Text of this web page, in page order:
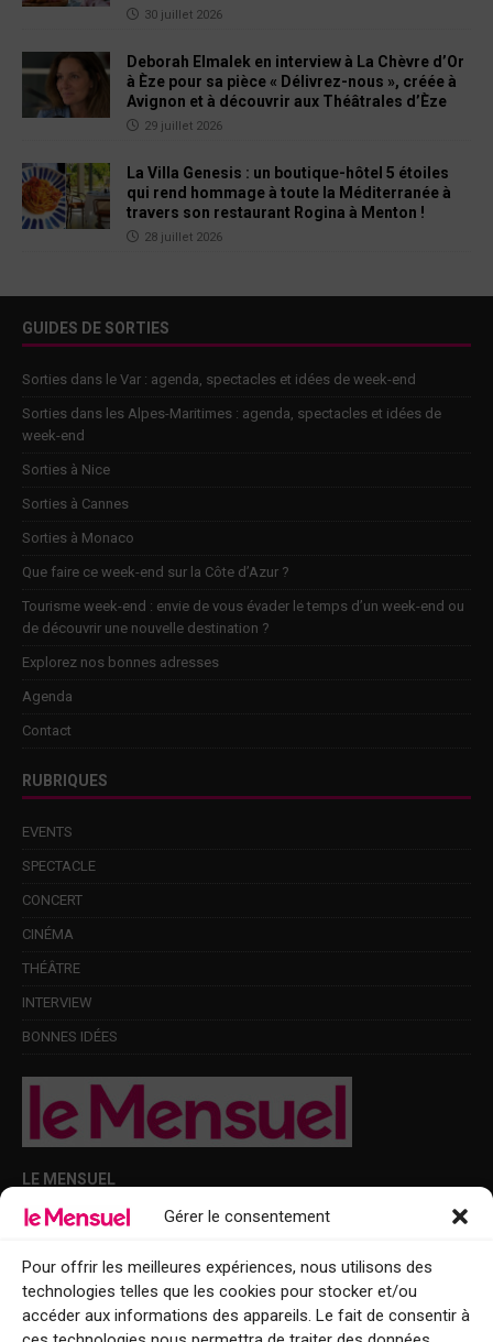
Gérer le consentement
Pour offrir les meilleures expériences, nous utilisons des
technologies telles que les cookies pour stocker et/ou
accéder aux informations des appareils. Le fait de consentir à
30 juillet 2026
Deborah Elmalek en interview à La Chèvre d’Or
à Èze pour sa pièce « Délivrez-nous », créée à
Avignon et à découvrir aux Théâtrales d’Èze
29 juillet 2026
La Villa Genesis : un boutique-hôtel 5 étoiles
qui rend hommage à toute la Méditerranée à
travers son restaurant Rogina à Menton !
28 juillet 2026
GUIDES DE SORTIES
Sorties dans le Var : agenda, spectacles et idées de week-end
Sorties dans les Alpes-Maritimes : agenda, spectacles et idées de
week-end
Sorties à Nice
Sorties à Cannes
Sorties à Monaco
Que faire ce week-end sur la Côte d’Azur ?
Tourisme week-end : envie de vous évader le temps d’un week-end ou
de découvrir une nouvelle destination ?
Explorez nos bonnes adresses
Agenda
Contact
RUBRIQUES
EVENTS
SPECTACLE
CONCERT
CINÉMA
THÉÂTRE
INTERVIEW
BONNES IDÉES
LE MENSUEL
Points de diffusion Var et Alpes-Maritimes : oû trouver Le Mensuel ?
Le Mensuel en PDF : consultez le magazine en ligne
Qui sommes-nous ?
BFM Top Sorties